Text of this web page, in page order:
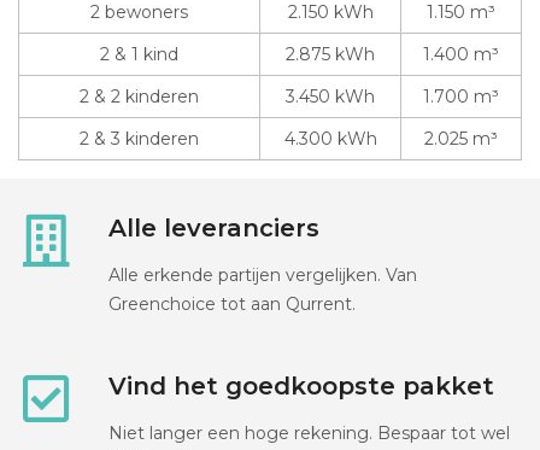
2 bewoners
2.150 kWh
1.150 m³
2 & 1 kind
2.875 kWh
1.400 m³
2 & 2 kinderen
3.450 kWh
1.700 m³
2 & 3 kinderen
4.300 kWh 2.025 m³
Alle leveranciers
Alle erkende partijen vergelijken. Van
Greenchoice tot aan Qurrent.
Vind het goedkoopste pakket
Niet langer een hoge rekening. Bespaar tot wel